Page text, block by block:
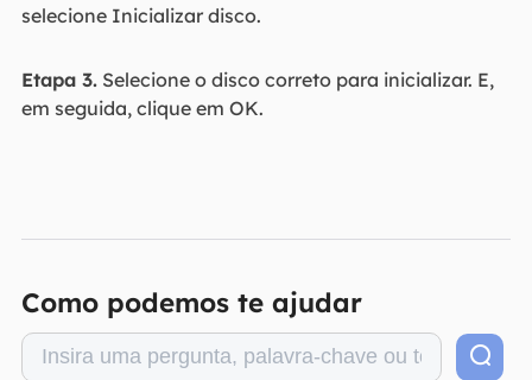
selecione Inicializar disco.
Etapa 3.Selecione o disco correto para inicializar. E,
em seguida, clique em OK.
Como podemos te ajudar